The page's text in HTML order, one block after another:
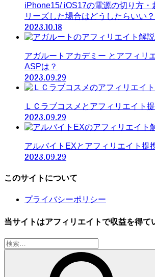
iPhone15/ iOS17の電源の切り方・
リーズした場合はどうしたらいい？
2023.10.18
アガルートアカデミー とアフィリ
ASPは？
2023.09.29
ＬＣラブコスメとアフィリエイト
2023.09.29
アルバイトEXとアフィリエイト提
2023.09.29
このサイトについて
プライバシーポリシー
当サイトはアフィリエイトで収益を得て
検
索: